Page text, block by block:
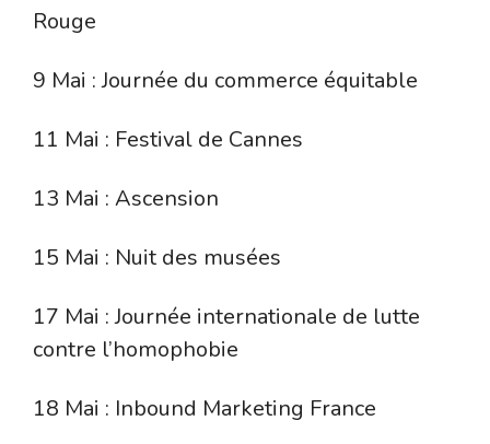
Rouge
9 Mai : Journée du commerce équitable
11 Mai : Festival de Cannes
13 Mai : Ascension
15 Mai : Nuit des musées
17 Mai : Journée internationale de lutte
contre l’homophobie
18 Mai : Inbound Marketing France